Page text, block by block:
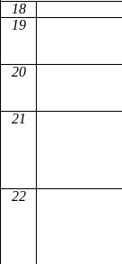
18
19
20
21
22